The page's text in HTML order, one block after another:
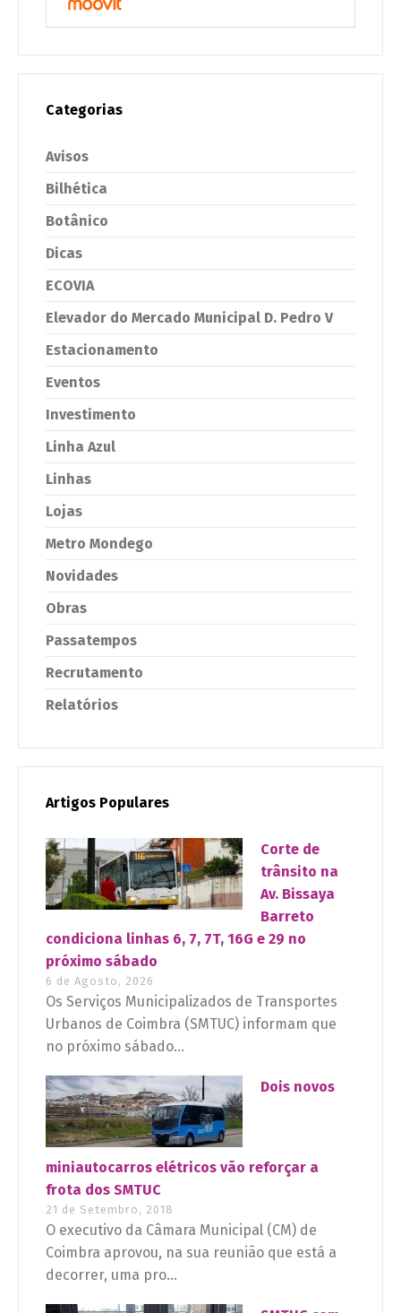
Categorias
Avisos
Bilhética
Botânico
Dicas
ECOVIA
Elevador do Mercado Municipal D. Pedro V
Estacionamento
Eventos
Investimento
Linha Azul
Linhas
Lojas
Metro Mondego
Novidades
Obras
Passatempos
Recrutamento
Relatórios
Artigos Populares
Corte de
trânsito na
Av. Bissaya
Barreto
condiciona linhas 6, 7, 7T, 16G e 29 no
próximo sábado
6 de Agosto, 2026
Os Serviços Municipalizados de Transportes
Urbanos de Coimbra (SMTUC) informam que
no próximo sábado...
Dois novos
miniautocarros elétricos vão reforçar a
frota dos SMTUC
21 de Setembro, 2018
O executivo da Câmara Municipal (CM) de
Coimbra aprovou, na sua reunião que está a
decorrer, uma pro...